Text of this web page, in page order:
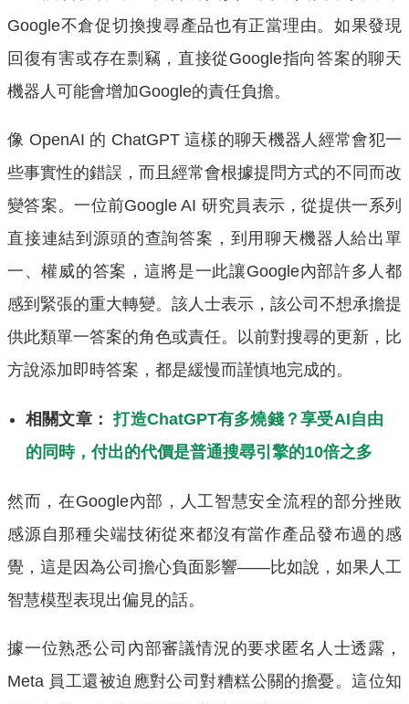
Google不倉促切換搜尋產品也有正當理由。如果發現
回復有害或存在剽竊，直接從Google指向答案的聊天
機器人可能會增加Google的責任負擔。
像 OpenAI 的 ChatGPT 這樣的聊天機器人經常會犯一
些事實性的錯誤，而且經常會根據提問方式的不同而改
變答案。一位前Google AI 研究員表示，從提供一系列
直接連結到源頭的查詢答案，到用聊天機器人給出單
一、權威的答案，這將是一此讓Google內部許多人都
感到緊張的重大轉變。該人士表示，該公司不想承擔提
供此類單一答案的角色或責任。以前對搜尋的更新，比
方說添加即時答案，都是緩慢而謹慎地完成的。
相關文章：打造ChatGPT有多燒錢？享受AI自由
的同時，付出的代價是普通搜尋引擎的10倍之多
然而，在Google內部，人工智慧安全流程的部分挫敗
感源自那種尖端技術從來都沒有當作產品發布過的感
覺，這是因為公司擔心負面影響——比如說，如果人工
智慧模型表現出偏見的話。
據一位熟悉公司內部審議情況的要求匿名人士透露，
Meta 員工還被迫應對公司對糟糕公關的擔憂。這位知